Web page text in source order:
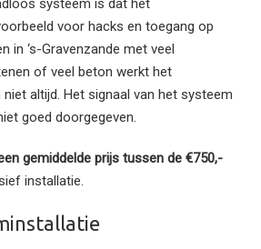
voor hacks en toegang op
in ‘s-Gravenzande met veel
of veel beton werkt het
altijd. Het signaal van het systeem
goed doorgegeven.
gemiddelde prijs tussen de €750,-
installatie.